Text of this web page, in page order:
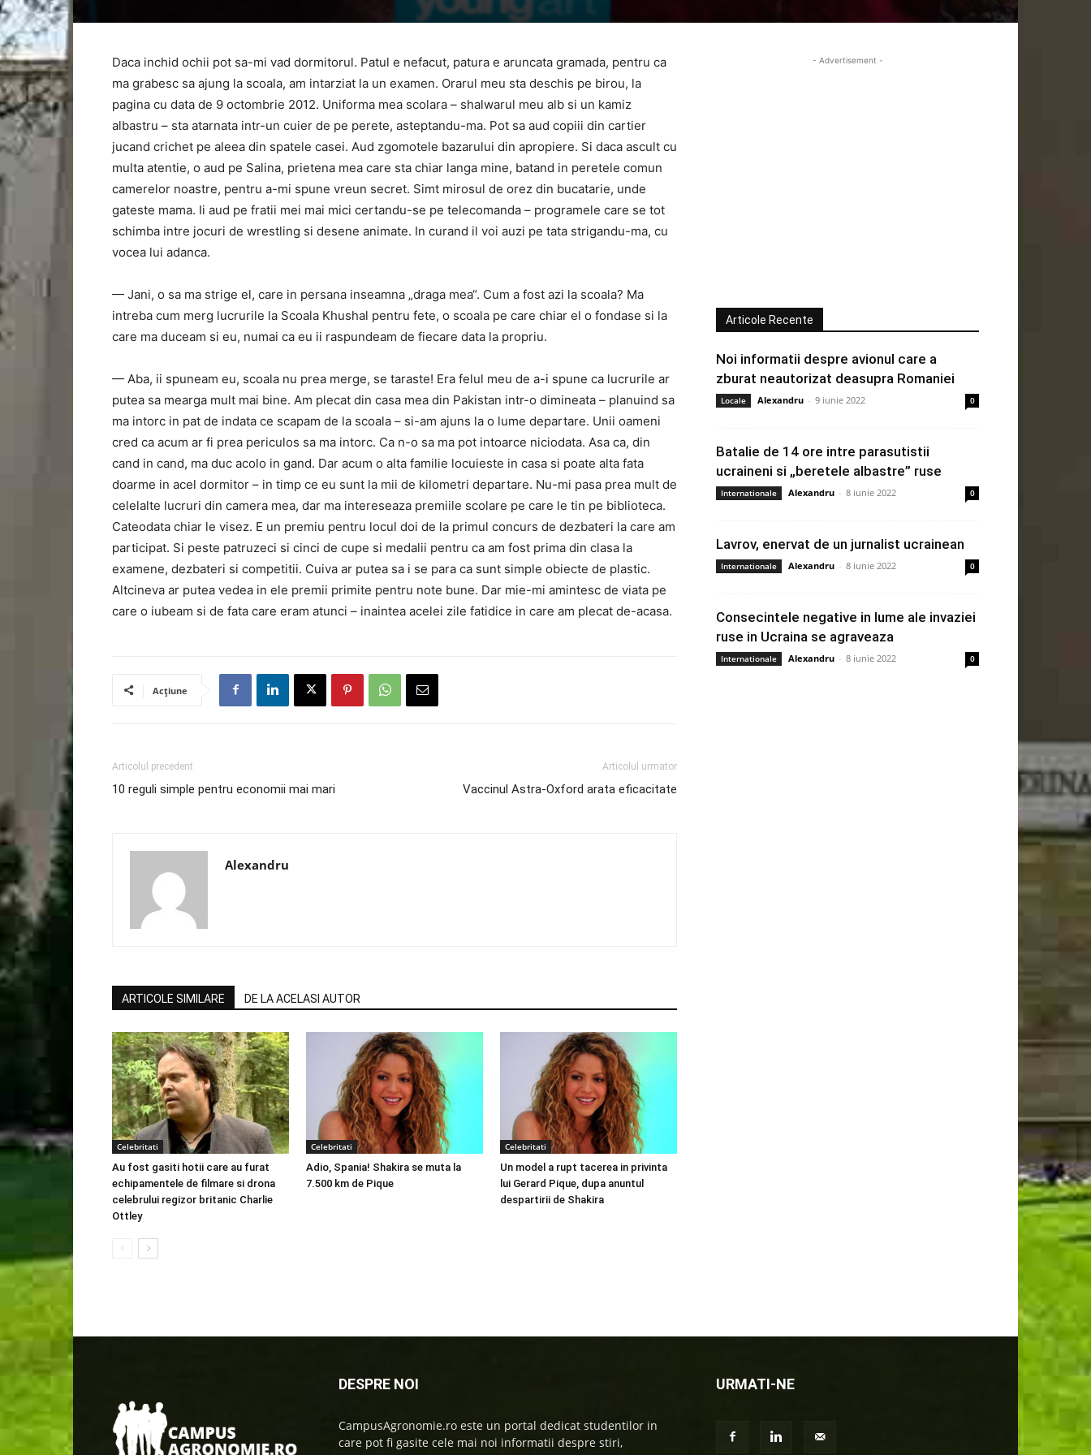
Daca inchid ochii pot sa-mi vad dormitorul. Patul e nefacut, patura e aruncata gramada, pentru ca
ma grabesc sa ajung la scoala, am intarziat la un examen. Orarul meu sta deschis pe birou, la
pagina cu data de 9 octombrie 2012. Uniforma mea scolara – shalwarul meu alb si un kamiz
albastru – sta atarnata intr-un cuier de pe perete, asteptandu-ma. Pot sa aud copiii din cartier
jucand crichet pe aleea din spatele casei. Aud zgomotele bazarului din apropiere. Si daca ascult cu
multa atentie, o aud pe Salina, prietena mea care sta chiar langa mine, batand in peretele comun
camerelor noastre, pentru a-mi spune vreun secret. Simt mirosul de orez din bucatarie, unde
gateste mama. Ii aud pe fratii mei mai mici certandu-se pe telecomanda – programele care se tot
schimba intre jocuri de wrestling si desene animate. In curand il voi auzi pe tata strigandu-ma, cu
vocea lui adanca.
— Jani, o sa ma strige el, care in persana inseamna „draga mea“. Cum a fost azi la scoala? Ma
intreba cum merg lucrurile la Scoala Khushal pentru fete, o scoala pe care chiar el o fondase si la
care ma duceam si eu, numai ca eu ii raspundeam de fiecare data la propriu.
— Aba, ii spuneam eu, scoala nu prea merge, se taraste! Era felul meu de a-i spune ca lucrurile ar
putea sa mearga mult mai bine. Am plecat din casa mea din Pakistan intr-o dimineata – planuind sa
ma intorc in pat de indata ce scapam de la scoala – si-am ajuns la o lume departare. Unii oameni
cred ca acum ar fi prea periculos sa ma intorc. Ca n-o sa ma pot intoarce niciodata. Asa ca, din
cand in cand, ma duc acolo in gand. Dar acum o alta familie locuieste in casa si poate alta fata
doarme in acel dormitor – in timp ce eu sunt la mii de kilometri departare. Nu-mi pasa prea mult de
celelalte lucruri din camera mea, dar ma intereseaza premiile scolare pe care le tin pe biblioteca.
Cateodata chiar le visez. E un premiu pentru locul doi de la primul concurs de dezbateri la care am
participat. Si peste patruzeci si cinci de cupe si medalii pentru ca am fost prima din clasa la
examene, dezbateri si competitii. Cuiva ar putea sa i se para ca sunt simple obiecte de plastic.
Altcineva ar putea vedea in ele premii primite pentru note bune. Dar mie-mi amintesc de viata pe
care o iubeam si de fata care eram atunci – inaintea acelei zile fatidice in care am plecat de-acasa.
Acțiune
Articolul precedent
10 reguli simple pentru economii mai mari
Articolul urmator
Vaccinul Astra-Oxford arata eficacitate
Alexandru
ARTICOLE SIMILARE DE LA ACELASI AUTOR
Celebritati
Au fost gasiti hotii care au furat
echipamentele de filmare si drona
celebrului regizor britanic Charlie
Ottley
Celebritati
Adio, Spania! Shakira se muta la
7.500 km de Pique
Celebritati
Un model a rupt tacerea in privinta
lui Gerard Pique, dupa anuntul
despartirii de Shakira
- Advertisement -
Articole Recente
Noi informatii despre avionul care a
zburat neautorizat deasupra Romaniei
Locale Alexandru - 9 iunie 2022 0
Batalie de 14 ore intre parasutistii
ucraineni si „beretele albastre” ruse
Internationale Alexandru - 8 iunie 2022 0
Lavrov, enervat de un jurnalist ucrainean
Internationale Alexandru - 8 iunie 2022 0
Consecintele negative in lume ale invaziei
ruse in Ucraina se agraveaza
Internationale Alexandru - 8 iunie 2022 0
DESPRE NOI
CampusAgronomie.ro este un portal dedicat studentilor in
care pot fi gasite cele mai noi informatii despre stiri,
URMATI-NE